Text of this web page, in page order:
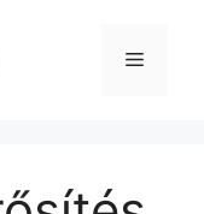
Menü